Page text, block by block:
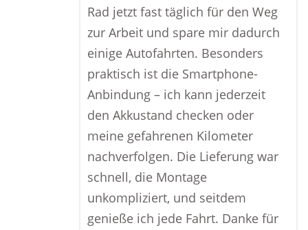
Rad jetzt fast täglich für den Weg
zur Arbeit und spare mir dadurch
einige Autofahrten. Besonders
praktisch ist die Smartphone-
Anbindung – ich kann jederzeit
den Akkustand checken oder
meine gefahrenen Kilometer
nachverfolgen. Die Lieferung war
schnell, die Montage
unkompliziert, und seitdem
genieße ich jede Fahrt. Danke für